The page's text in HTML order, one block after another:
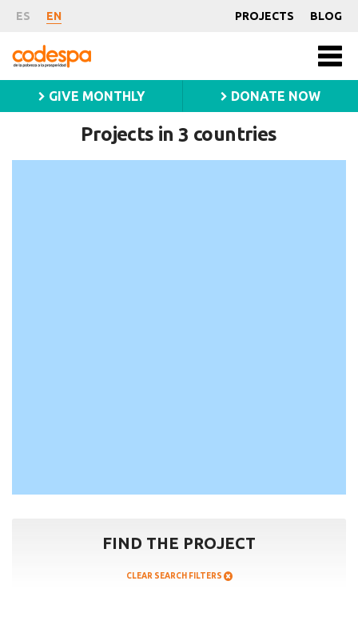
Projects
ES EN PROJECTS BLOG
Fundación
CODESPA
GIVE MONTHLY DONATE NOW
Projects in 3 countries
FIND THE PROJECT
CLEAR SEARCH FILTERS